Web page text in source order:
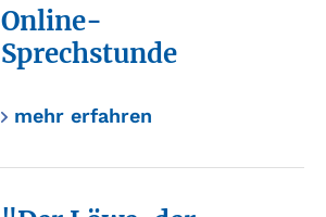
Online-
Sprechstunde
mehr erfahren